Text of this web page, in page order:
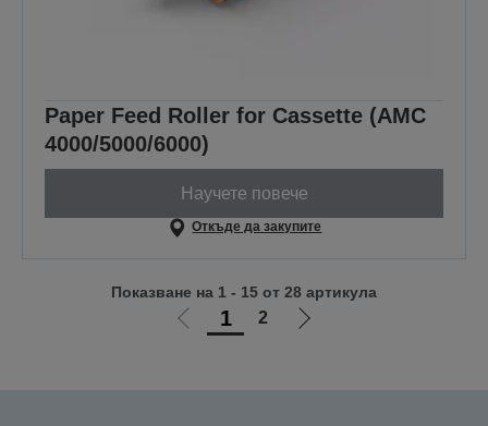
Paper Feed Roller for Cassette (AMC
4000/5000/6000)
Научете повече
Откъде да закупите
Отиди
1 2
Отиди
Показване на 1 - 15 от 28 артикула